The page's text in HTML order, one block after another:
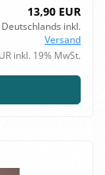
13,90 EUR
inkl.
Versand
inkl. 19% MwSt.